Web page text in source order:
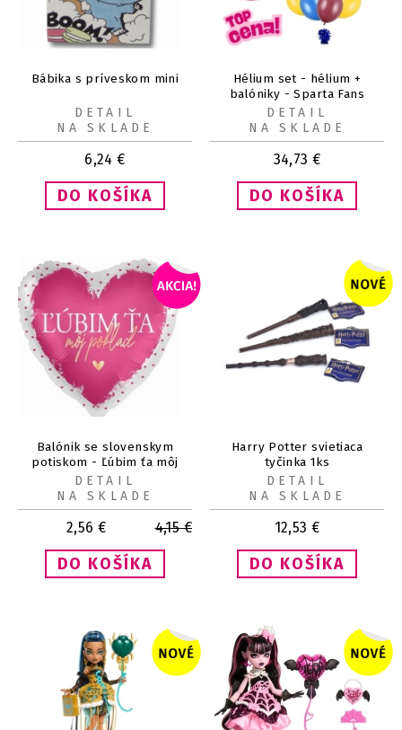
Bábika s príveskom mini
6,24 €
DETAIL
NA SKLADE
Hélium set - hélium +
balóniky - Sparta Fans
34,73 €
DETAIL
NA SKLADE
Balónik se slovenskym
potiskom - Ľúbim ťa môj
poklad
2,56 € 4,15€
DETAIL
NA SKLADE
Harry Potter svietiaca
tyčinka 1ks
12,53 €
DETAIL
NA SKLADE